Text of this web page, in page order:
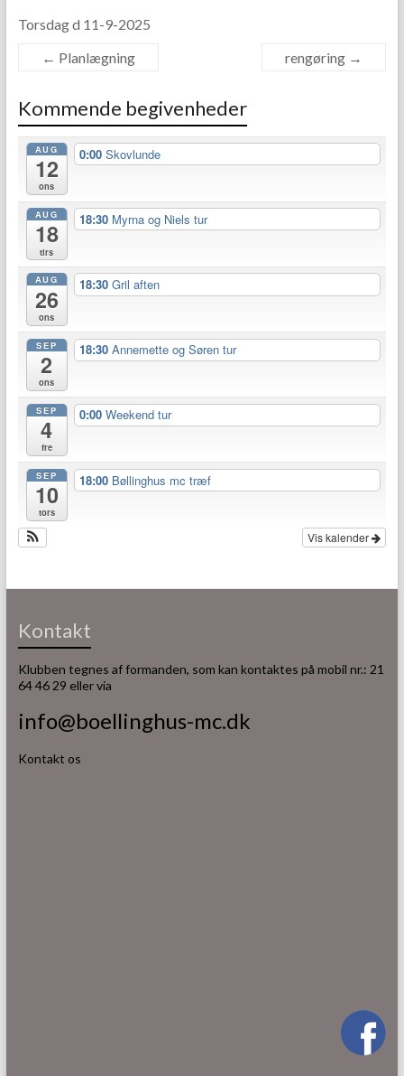
Torsdag d 11-9-2025
← Planlægning rengøring →
Kommende begivenheder
AUG
12
ons
0:00Skovlunde
AUG
18
tirs
18:30 Myrna og Niels tur
AUG
26
ons
18:30Gril aften
SEP
2
ons
18:30Annemette og Søren tur
SEP
4
fre
0:00Weekend tur
SEP
10
tors
18:00 Bøllinghus mc træf
Vis kalender
Kontakt
Klubben tegnes af formanden, som kan kontaktes på mobil nr.: 21
64 46 29 eller via
info@boellinghus-mc.dk
Kontakt os